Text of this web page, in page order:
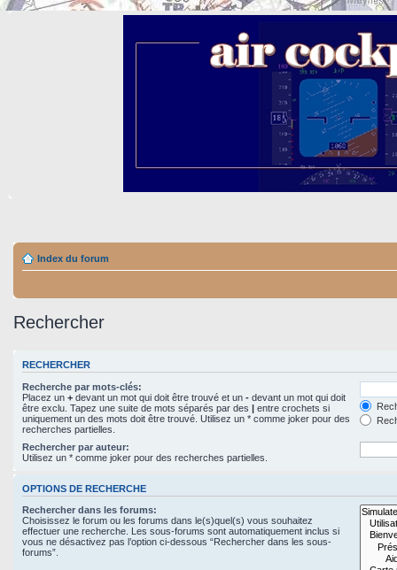
Index du forum
Rechercher
RECHERCHER
Recherche par mots-clés:
Placez un + devant un mot qui doit être trouvé et un - devant un mot qui doit
être exclu. Tapez une suite de mots séparés par des | entre crochets si
uniquement un des mots doit être trouvé. Utilisez un * comme joker pour des
recherches partielles.
Rechercher par auteur:
Utilisez un * comme joker pour des recherches partielles.
OPTIONS DE RECHERCHE
Rechercher dans les forums:
Choisissez le forum ou les forums dans le(s)quel(s) vous souhaitez
effectuer une recherche. Les sous-forums sont automatiquement inclus si
vous ne désactivez pas l’option ci-dessous “Rechercher dans les sous-
forums”.